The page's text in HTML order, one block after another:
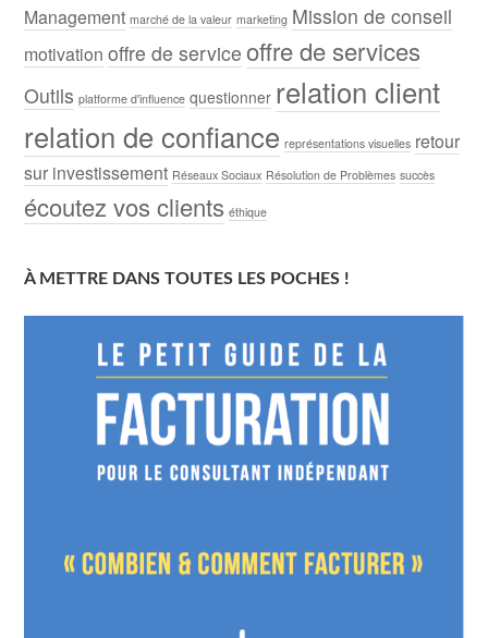
Management marché de la valeur marketing Mission de conseil
motivation offre de service offre de services
Outils platforme d'influence questionner relation client
relation de confiance représentations visuelles retour
sur investissement Réseaux Sociaux Résolution de Problèmes succès
écoutez vos clients éthique
À METTRE DANS TOUTES LES POCHES !